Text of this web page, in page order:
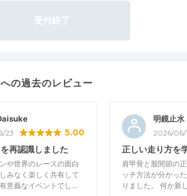
受付終了
の過去のレビュー
23 5.00
再認識しました
や世界のレースの面白
みなく楽しく共有して
意義なイベントでし…
明鏡止水
2026/06/
正しい走り方を
肩甲骨と股関節の
ッチ方法が分かっ
りました。 何か新